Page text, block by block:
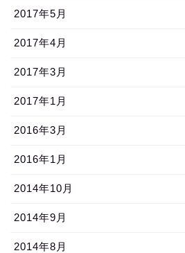
2017年5月
2017年4月
2017年3月
2017年1月
2016年3月
2016年1月
2014年10月
2014年9月
2014年8月